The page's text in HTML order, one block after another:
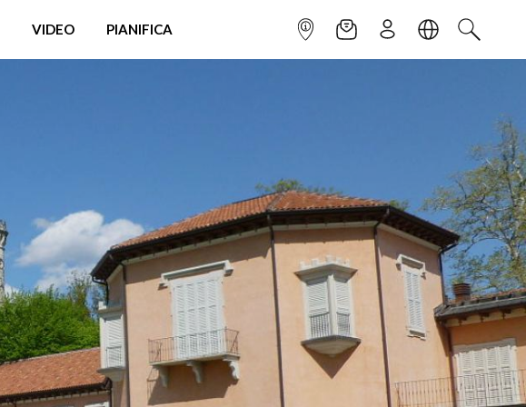
VIDEO PIANIFICA INFOPOINTNEWSLETTER
ISCRIVITILINGUACERCA